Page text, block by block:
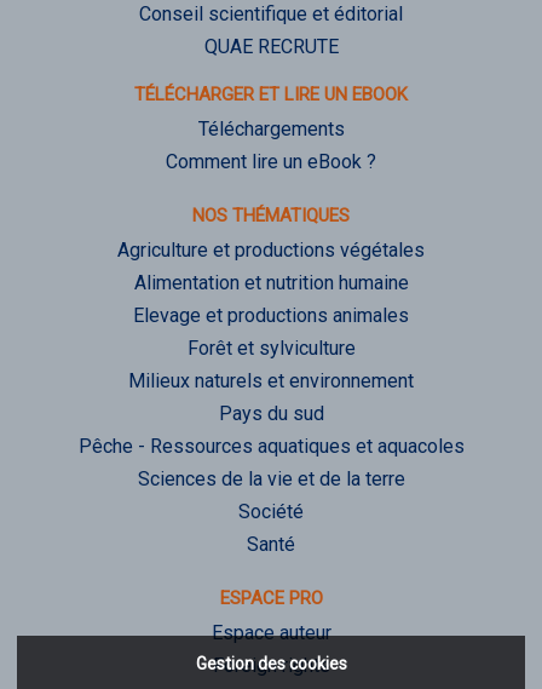
Gestion des cookies
Conseil scientifique et éditorial
QUAE RECRUTE
TÉLÉCHARGER ET LIRE UN EBOOK
Téléchargements
Comment lire un eBook ?
NOS THÉMATIQUES
Agriculture et productions végétales
Alimentation et nutrition humaine
Elevage et productions animales
Forêt et sylviculture
Milieux naturels et environnement
Pays du sud
Pêche - Ressources aquatiques et aquacoles
Sciences de la vie et de la terre
Société
Santé
ESPACE PRO
Espace auteur
Foreign rights